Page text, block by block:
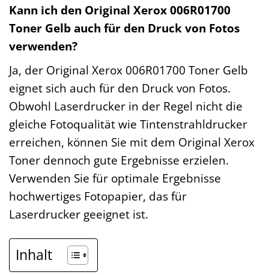
Kann ich den Original Xerox 006R01700
Toner Gelb auch für den Druck von Fotos
verwenden?
Ja, der Original Xerox 006R01700 Toner Gelb
eignet sich auch für den Druck von Fotos.
Obwohl Laserdrucker in der Regel nicht die
gleiche Fotoqualität wie Tintenstrahldrucker
erreichen, können Sie mit dem Original Xerox
Toner dennoch gute Ergebnisse erzielen.
Verwenden Sie für optimale Ergebnisse
hochwertiges Fotopapier, das für
Laserdrucker geeignet ist.
Inhalt